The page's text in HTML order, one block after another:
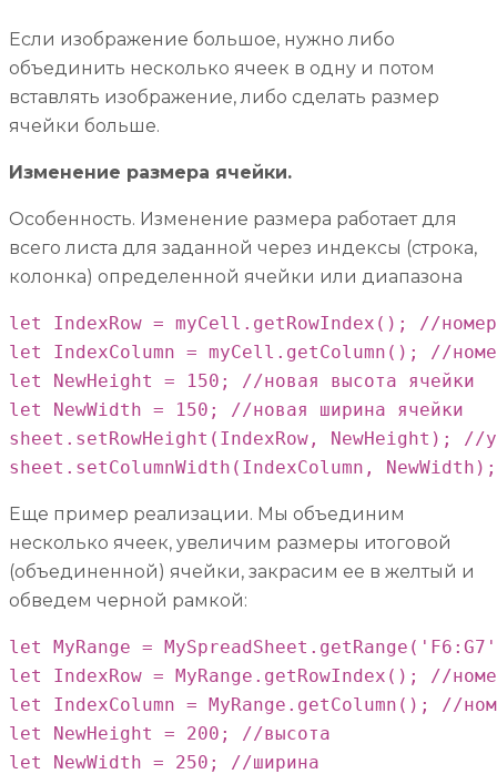
Если изображение большое, нужно либо
объединить несколько ячеек в одну и потом
вставлять изображение, либо сделать размер
ячейки больше.
Изменение размера ячейки.
Особенность. Изменение размера работает для
всего листа для заданной через индексы (строка,
колонка) определенной ячейки или диапазона
let IndexRow = myCell.getRowIndex(); //номер
let IndexColumn = myCell.getColumn(); //
let NewHeight = 150; //новая высота ячейки
let NewWidth = 150; //новая ширина ячейки
sheet.setRowHeight(IndexRow, NewHeight); //
sheet.setColumnWidth(IndexColumn,
Еще пример реализации. Мы объединим
несколько ячеек, увеличим размеры итоговой
(объединенной) ячейки, закрасим ее в желтый и
обведем черной рамкой:
let MyRange =
let IndexRow = MyRange.getRowIndex(); //
let IndexColumn = MyRange.getColumn(); //
let NewHeight = 200; //высота
let NewWidth = 250; //ширина